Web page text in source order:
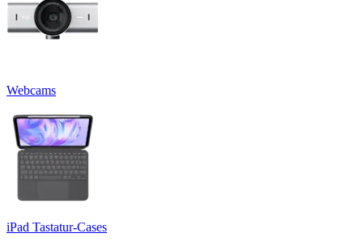
Webcams
iPad Tastatur-Cases